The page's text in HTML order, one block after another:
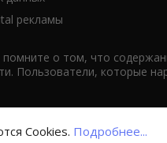
рекламы
о том, что
Пользователи, которые
Cookies. Подробнее...